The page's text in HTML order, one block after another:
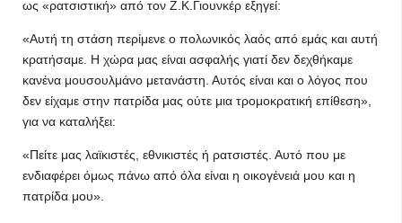
ως «ρατσιστική» από τον Ζ.Κ.Γιουνκέρ εξηγεί:
«Αυτή τη στάση περίμενε ο πολωνικός λαός από εμάς και αυτή
κρατήσαμε. Η χώρα μας είναι ασφαλής γιατί δεν δεχθήκαμε
κανένα μουσουλμάνο μετανάστη. Αυτός είναι και ο λόγος που
δεν είχαμε στην πατρίδα μας ούτε μια τρομοκρατική επίθεση»,
για να καταλήξει:
«Πείτε μας λαϊκιστές, εθνικιστές ή ρατσιστές. Αυτό που με
ενδιαφέρει όμως πάνω από όλα είναι η οικογένειά μου και η
πατρίδα μου».